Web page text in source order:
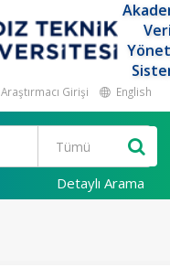
Araştırmacı Girişi English
Detaylı Arama